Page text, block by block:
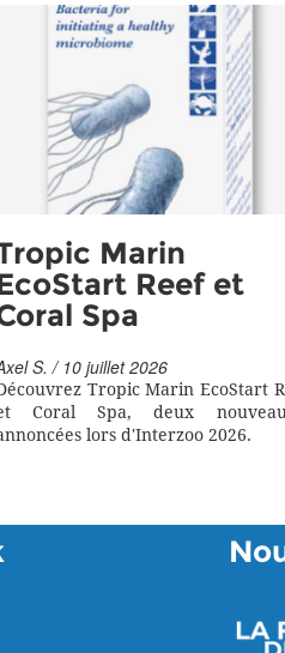
Marin
Reef et
Spa
S. / 10 juillet 2026
Tropic Marin EcoStart
Coral Spa, deux
lors d'Interzoo 2026.